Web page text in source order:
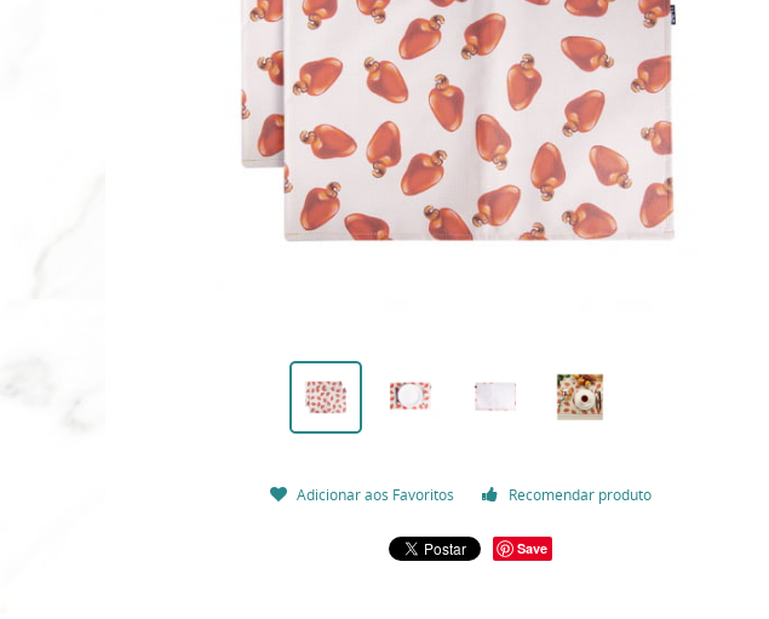
Adicionar aos Favoritos Recomendar produto
Save